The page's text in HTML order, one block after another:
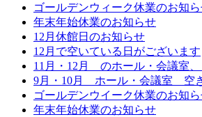
ゴールデンウィーク休業のお知
年末年始休業のお知らせ
12月休館日のお知らせ
12月で空いている日がございます
11月・12月 のホール・会議室
9月・10月 ホール・会議室 空き
ゴールデンウイーク休業のお知
年末年始休業のお知らせ